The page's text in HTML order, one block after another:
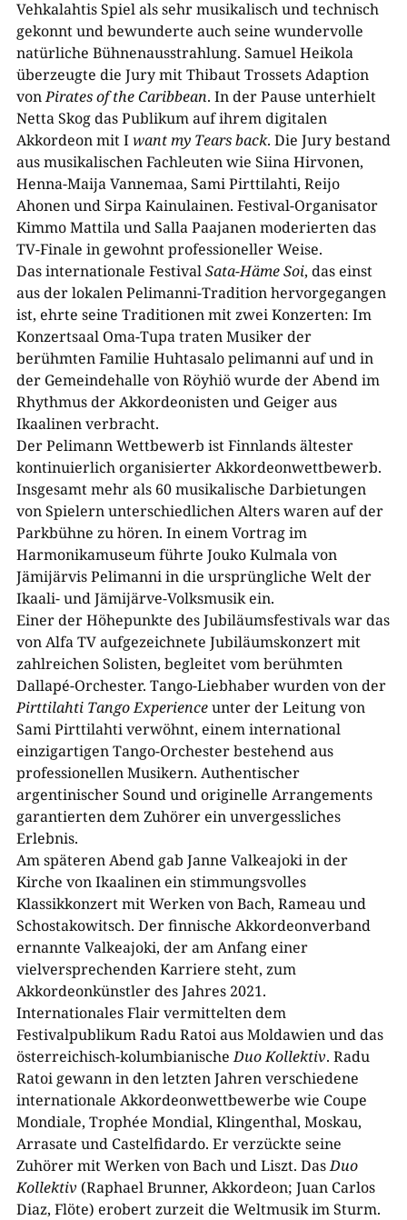
Vehkalahtis Spiel als sehr musikalisch und technisch
gekonnt und bewunderte auch seine wundervolle
natürliche Bühnenausstrahlung. Samuel Heikola
überzeugte die Jury mit Thibaut Trossets Adaption
vonPirates of the Caribbean. In der Pause unterhielt
Netta Skog das Publikum auf ihrem digitalen
Akkordeon mit Iwant my Tears back. Die Jury bestand
aus musikalischen Fachleuten wie Siina Hirvonen,
Henna-​Maija Vannemaa, Sami Pirttilahti, Reijo
Ahonen und Sirpa Kainulainen. Festival-​Organisator
Kimmo Mattila und Salla Paajanen moderierten das
TV-​Finale in gewohnt professioneller Weise.
Das internationale FestivalSata-​Häme Soi, das einst
aus der lokalen Pelimanni-​Tradition hervorgegangen
ist, ehrte seine Traditionen mit zwei Konzerten: Im
Konzertsaal Oma-​Tupa traten Musiker der
berühmten Familie Huhtasalo pelimanni auf und in
der Gemeindehalle von Röyhiö wurde der Abend im
Rhythmus der Akkordeonisten und Geiger aus
Ikaalinen verbracht.
Der Pelimann Wettbewerb ist Finnlands ältester
kontinuierlich organisierter Akkordeonwettbewerb.
Insgesamt mehr als 60 musikalische Darbietungen
von Spielern unterschiedlichen Alters waren auf der
Parkbühne zu hören. In einem Vortrag im
Harmonikamuseum führte Jouko Kulmala von
Jämijärvis Pelimanni in die ursprüngliche Welt der
Ikaali- und Jämijärve-​Volksmusik ein.
Einer der Höhepunkte des Jubiläumsfestivals war das
von Alfa TV aufgezeichnete Jubiläumskonzert mit
zahlreichen Solisten, begleitet vom berühmten
Dallapé-​Orchester. Tango-​Liebhaber wurden von der
Pirttilahti Tango Experienceunter der Leitung von
Sami Pirttilahti verwöhnt, einem international
einzigartigen Tango-​Orchester bestehend aus
professionellen Musikern. Authentischer
argentinischer Sound und originelle Arrangements
garantierten dem Zuhörer ein unvergessliches
Erlebnis.
Am späteren Abend gab Janne Valkeajoki in der
Kirche von Ikaalinen ein stimmungsvolles
Klassikkonzert mit Werken von Bach, Rameau und
Schostakowitsch. Der finnische Akkordeonverband
ernannte Valkeajoki, der am Anfang einer
vielversprechenden Karriere steht, zum
Akkordeonkünstler des Jahres 2021.
Internationales Flair vermittelten dem
Festivalpublikum Radu Ratoi aus Moldawien und das
österreichisch-​kolumbianischeDuo Kollektiv. Radu
Ratoi gewann in den letzten Jahren verschiedene
internationale Akkordeonwettbewerbe wie Coupe
Mondiale, Trophée Mondial, Klingenthal, Moskau,
Arrasate und Castelfidardo. Er verzückte seine
Zuhörer mit Werken von Bach und Liszt. DasDuo
Kollektiv (Raphael Brunner, Akkordeon; Juan Carlos
Diaz, Flöte) erobert zurzeit die Weltmusik im Sturm.